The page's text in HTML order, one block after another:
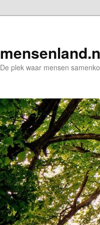
De plek waar mensen